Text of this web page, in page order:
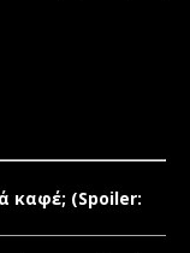
καφέ; (Spoiler: